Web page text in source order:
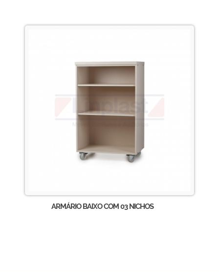
ARMÁRIO BAIXO COM 03 NICHOS